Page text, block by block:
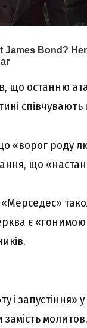
що останню
співчувають
«ворог роду
що
є «гонимою
і запустіння»
замість молитов.